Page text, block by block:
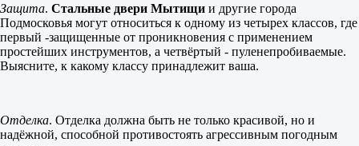
Защита. Стальные двери Мытищи и другие города
Подмосковья могут относиться к одному из четырех классов, где
первый -защищенные от проникновения с применением
простейших инструментов, а четвёртый - пуленепробиваемые.
Выясните, к какому классу принадлежит ваша.
Отделка. Отделка должна быть не только красивой, но и
надёжной, способной противостоять агрессивным погодным